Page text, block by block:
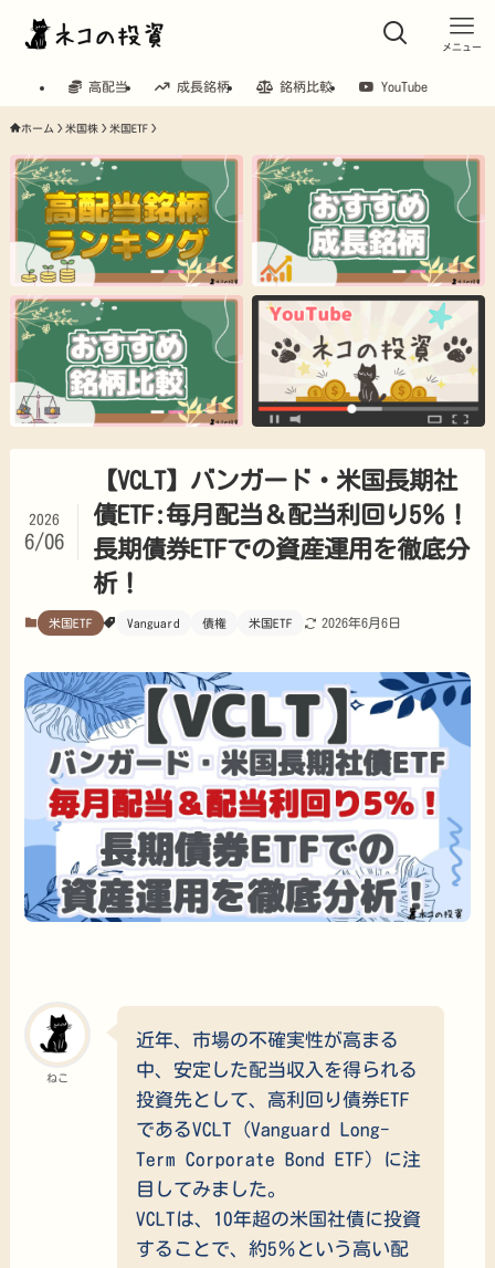
メニュー
高配当 成長銘柄 銘柄比較 YouTube
ホーム 米国株 米国ETF
【VCLT】バンガード・米国長期社
債ETF:毎月配当＆配当利回り5％！
長期債券ETFでの資産運用を徹底分
析！
2026
6/06
米国ETF Vanguard 債権 米国ETF 2026年6月6日
ねこ
近年、市場の不確実性が高まる
中、安定した配当収入を得られる
投資先として、高利回り債券ETF
であるVCLT（Vanguard Long-
Term Corporate Bond ETF）に注
目してみました。
VCLTは、10年超の米国社債に投資
することで、約5％という高い配